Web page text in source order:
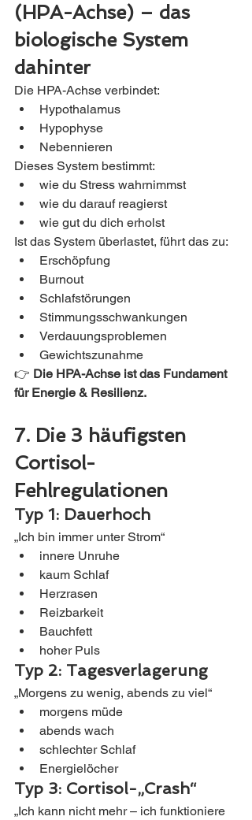
(HPA-Achse) – das
biologische System
dahinter
Die HPA-Achse verbindet:
Hypothalamus
Hypophyse
Nebennieren
Dieses System bestimmt:
wie du Stress wahrnimmst
wie du darauf reagierst
wie gut du dich erholst
Ist das System überlastet, führt das zu:
Erschöpfung
Burnout
Schlafstörungen
Stimmungsschwankungen
Verdauungsproblemen
Gewichtszunahme
👉 Die HPA-Achse ist das Fundament
für Energie & Resilienz.
7. Die 3 häufigsten
Cortisol-
Fehlregulationen
Typ 1: Dauerhoch
„Ich bin immer unter Strom“
innere Unruhe
kaum Schlaf
Herzrasen
Reizbarkeit
Bauchfett
hoher Puls
Typ 2: Tagesverlagerung
„Morgens zu wenig, abends zu viel“
morgens müde
abends wach
schlechter Schlaf
Energielöcher
Typ 3: Cortisol-„Crash“
„Ich kann nicht mehr – ich funktioniere